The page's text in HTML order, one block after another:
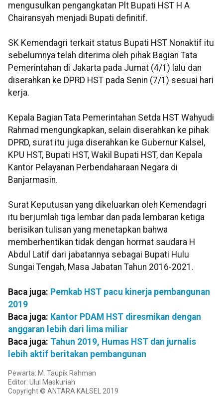
mengusulkan pengangkatan Plt Bupati HST H A
Chairansyah menjadi Bupati definitif.
SK Kemendagri terkait status Bupati HST Nonaktif itu
sebelumnya telah diterima oleh pihak Bagian Tata
Pemerintahan di Jakarta pada Jumat (4/1) lalu dan
diserahkan ke DPRD HST pada Senin (7/1) sesuai hari
kerja.
Kepala Bagian Tata Pemerintahan Setda HST Wahyudi
Rahmad mengungkapkan, selain diserahkan ke pihak
DPRD, surat itu juga diserahkan ke Gubernur Kalsel,
KPU HST, Bupati HST, Wakil Bupati HST, dan Kepala
Kantor Pelayanan Perbendaharaan Negara di
Banjarmasin.
Surat Keputusan yang dikeluarkan oleh Kemendagri
itu berjumlah tiga lembar dan pada lembaran ketiga
berisikan tulisan yang menetapkan bahwa
memberhentikan tidak dengan hormat saudara H
Abdul Latif dari jabatannya sebagai Bupati Hulu
Sungai Tengah, Masa Jabatan Tahun 2016-2021.
Baca juga: Pemkab HST pacu kinerja pembangunan
2019
Baca juga: Kantor PDAM HST diresmikan dengan
anggaran lebih dari lima miliar
Baca juga: Tahun 2019, Humas HST dan jurnalis
lebih aktif beritakan pembangunan
Pewarta: M. Taupik Rahman
Editor: Ulul Maskuriah
Copyright © ANTARA KALSEL 2019